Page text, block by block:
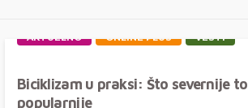
AKTUELNO ONLINE PLUS VESTI
Biciklizam u praksi: Što severnije to
popularnije